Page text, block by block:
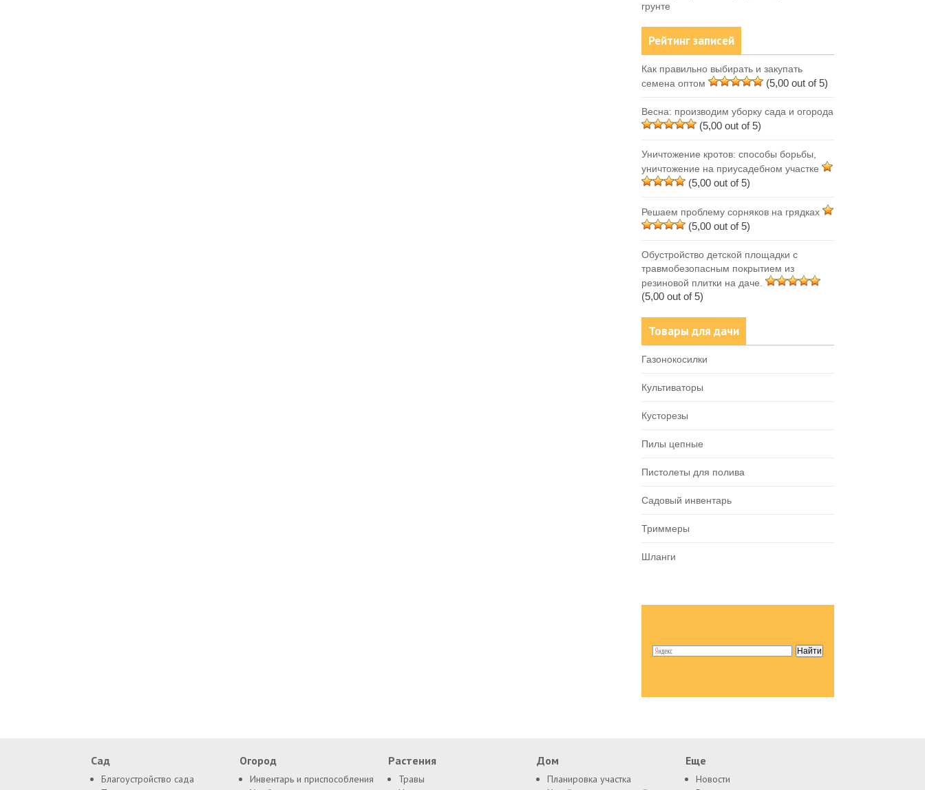
грунте
Рейтинг записей
Как правильно выбирать и закупать
семена оптом
(5,00 out of 5)
Весна: производим уборку сада и огорода
(5,00 out of 5)
Уничтожение кротов: способы борьбы,
уничтожение на приусадебном участке
(5,00 out of 5)
Решаем проблему сорняков на грядках
(5,00 out of 5)
Обустройство детской площадки с
травмобезопасным покрытием из
резиновой плитки на даче.
(5,00 out of 5)
Товары для дачи
Газонокосилки
Культиваторы
Кусторезы
Пилы цепные
Пистолеты для полива
Садовый инвентарь
Триммеры
Шланги
Сад
Благоустройство сада
Огород
Инвентарь и приспособления
Растения
Травы
Дом
Планировка участка
Еще
Новости